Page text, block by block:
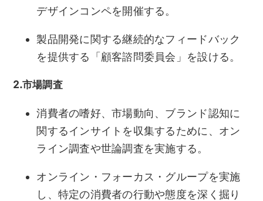
デザインコンペを開催する。
製品開発に関する継続的なフィードバック
を提供する「顧客諮問委員会」を設ける。
2.市場調査
消費者の嗜好、市場動向、ブランド認知に
関するインサイトを収集するために、オン
ライン調査や世論調査を実施する。
オンライン・フォーカス・グループを実施
し、特定の消費者の行動や態度を深く掘り